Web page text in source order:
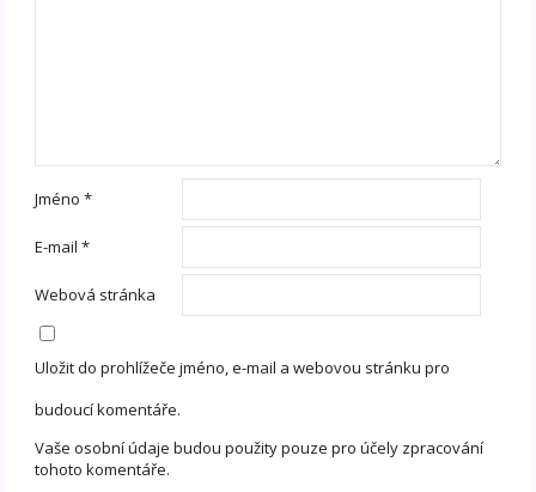
Jméno*
E-mail*
Webová stránka
Uložit do prohlížeče jméno, e-mail a webovou stránku pro
budoucí komentáře.
Vaše osobní údaje budou použity pouze pro účely zpracování
tohoto komentáře.